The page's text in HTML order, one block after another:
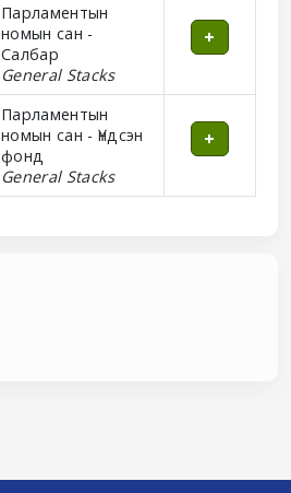
Парламентын
номын сан -
Салбар
General Stacks
Парламентын
номын сан - Үндсэн
фонд
General Stacks